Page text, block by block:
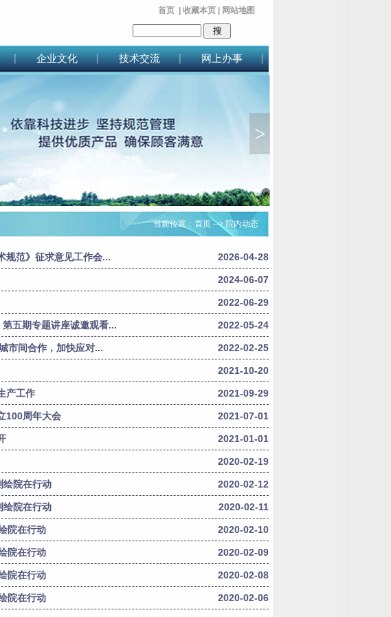
首页 收藏本页 网站地图
企业文化 技术交流 网上办事
>
当前位置： 首页 --> 院内动态
规范》征求意见工作会... 2026-04-28
2024-06-07
2022-06-29
五期专题讲座诚邀观看... 2022-05-24
市间合作，加快应对... 2022-02-25
2021-10-20
产工作 2021-09-29
100周年大会 2021-07-01
2021-01-01
2020-02-19
绘院在行动 2020-02-12
绘院在行动 2020-02-11
院在行动 2020-02-10
院在行动 2020-02-09
院在行动 2020-02-08
院在行动 2020-02-06